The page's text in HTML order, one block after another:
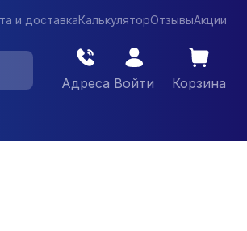
и доставкаКалькуляторОтзывыАкции
Адреса Войти Корзина